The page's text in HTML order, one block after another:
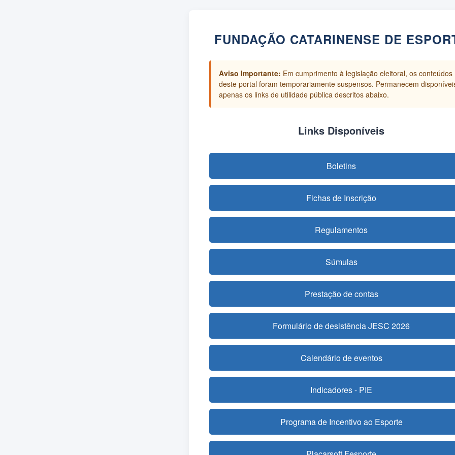
FUNDAÇÃO CATARINENSE DE
Aviso Importante: Em cumprimento à legislação eleitoral, os conteúdos
deste portal foram temporariamente suspensos. Permanecem
apenas os links de utilidade pública descritos abaixo.
Links Disponíveis
Boletins
Fichas de Inscrição
Regulamentos
Súmulas
Prestação de contas
Formulário de desistência JESC 2026
Calendário de eventos
Indicadores - PIE
Programa de Incentivo ao Esporte